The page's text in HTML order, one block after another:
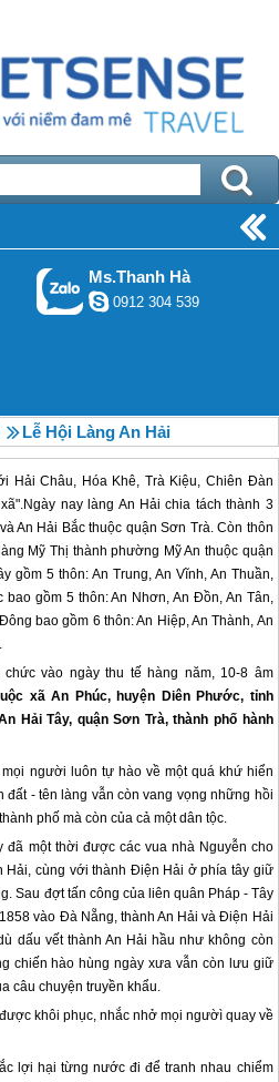
Ms.Thanh Hà
0912 304 539
Lễ Hội Làng An Hải
Hải Châu, Hóa Khê, Trà Kiệu, Chiên Đàn
nay làng An Hải chia tách thành 3
An Hải Bắc thuộc quận Sơn Trà. Còn thôn
Mỹ Thị thành phường Mỹ An thuộc quận
gồm 5 thôn: An Trung, An Vĩnh, An Thuần,
bao gồm 5 thôn: An Nhơn, An Đồn, An Tân,
bao gồm 6 thôn: An Hiệp, An Thành, An
vào ngày thu tế hàng năm, 10-8 âm
xã An Phúc, huyện Diên Phước, tỉnh
Hải Tây, quận Sơn Trà, thành phố hành
người luôn tự hào về một quá khứ hiển
đất - tên làng vẫn còn vang vọng những hồi
phố mà còn của cả một dân tộc.
đã một thời được các vua nhà Nguyễn cho
Hải, cùng với thành Điện Hải ở phía tây giữ
Sau đợt tấn công của liên quân Pháp - Tây
vào Đà Nẵng, thành An Hải và Điện Hải
dấu vết thành An Hải hầu như không còn
chiến hào hùng ngày xưa vẫn còn lưu giữ
câu chuyện truyền khẩu.
khôi phục, nhắc nhở mọi ngườì quay về
lợi hại từng nước đi để tranh nhau chiểm